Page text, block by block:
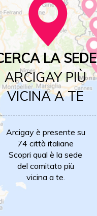
LA SEDE
ARCIGAY PIÙ
VICINA A TE
Arcigay è presente su
74 città italiane
Scopri qual è la sede
del comitato più
vicina a te.